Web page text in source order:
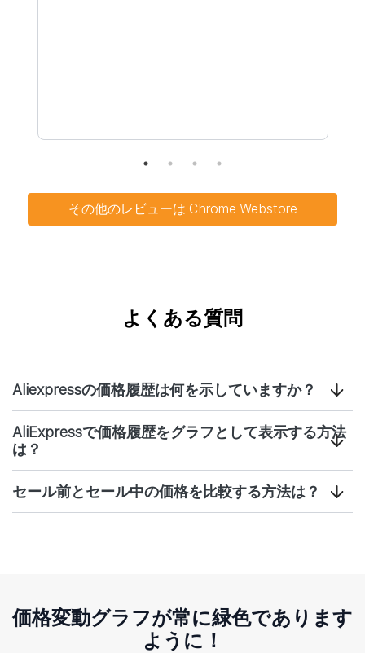
その他のレビューは Chrome Webstore
よくある質問
Aliexpressの価格履歴は何を示していますか？
AliExpressで価格履歴をグラフとして表示する方法
は？
セール前とセール中の価格を比較する方法は？
価格変動グラフが常に緑色であります
ように！